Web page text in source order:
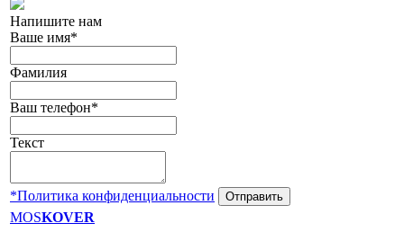
Напишите нам
Ваше имя*
Фамилия
Ваш телефон*
Текст
*Политика конфиденциальности Отправить
MOSKOVER